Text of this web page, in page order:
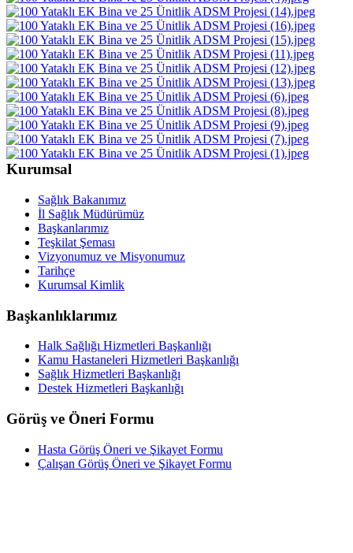
Kurumsal
Sağlık Bakanımız
İl Sağlık Müdürümüz
Başkanlarımız
Teşkilat Şeması
Vizyonumuz ve Misyonumuz
Tarihçe
Kurumsal Kimlik
Başkanlıklarımız
Halk Sağlığı Hizmetleri Başkanlığı
Kamu Hastaneleri Hizmetleri Başkanlığı
Sağlık Hizmetleri Başkanlığı
Destek Hizmetleri Başkanlığı
Görüş ve Öneri Formu
Hasta Görüş Öneri ve Şikayet Formu
Çalışan Görüş Öneri ve Şikayet Formu